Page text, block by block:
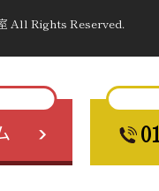
All Rights Reserved.